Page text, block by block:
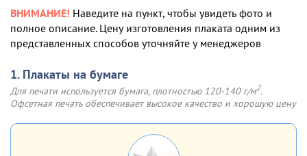
ВНИМАНИЕ! Наведите на пункт, чтобы увидеть фото и
полное описание. Цену изготовления плаката одним из
представленных способов уточняйте у менеджеров
1. Плакаты на бумаге
Для печати используется бумага, плотностью 120-140 г/м2.
Офсетная печать обеспечивает высокое качество и хорошую цену